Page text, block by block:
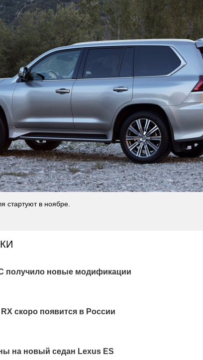
стартуют в ноябре.
получило новые модификации
скоро появится в России
на новый седан Lexus ES